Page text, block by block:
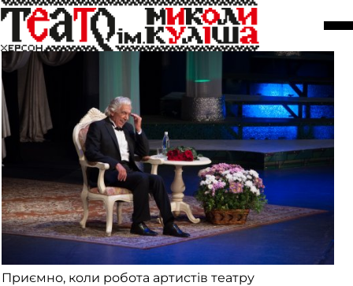
Вірш-посвята Анатолію Толоку.
18 серпня
Приємно, коли робота артистів театру